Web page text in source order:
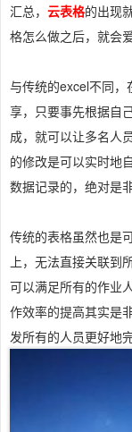
汇总， 云表格的出现
格怎么做之后，就会
与传统的excel不同
享，只要事先根据自
成，就可以让多名人
的修改是可以实时地
数据记录的，绝对是
传统的表格虽然也是
上，无法直接关联到
可以满足所有的作业
作效率的提高其实是
发所有的人员更好地